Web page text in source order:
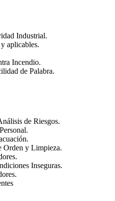
Industrial.
aplicables.
Incendio.
de Palabra.
de Riesgos.
Orden y Limpieza.
Inseguras.